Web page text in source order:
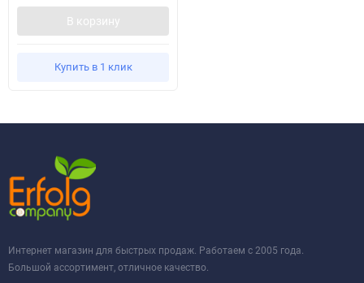
В корзину
Купить в 1 клик
Интернет магазин для быстрых продаж. Работаем с 2005 года.
Большой ассортимент, отличное качество.